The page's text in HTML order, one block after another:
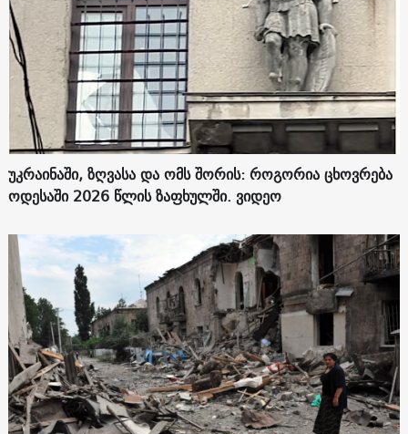
უკრაინაში, ზღვასა და ომს შორის: როგორია ცხოვრება
ოდესაში 2026 წლის ზაფხულში. ვიდეო